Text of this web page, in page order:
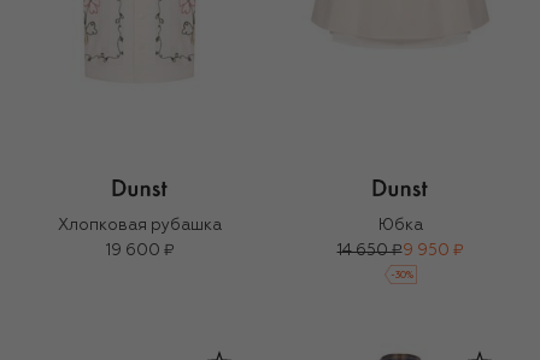
Хлопковая рубашка
19 600 ₽
Юбка
14 650 ₽9 950 ₽
-30%